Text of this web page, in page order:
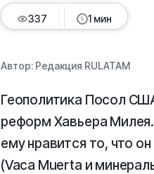
337
337
1 мин
Автор: Редакция RULATAM
Геополитика Посол
реформ Хавьера
ему нравится то, что
(Vaca Muerta и